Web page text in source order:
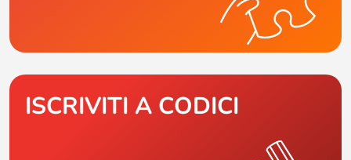
ISCRIVITI A CODICI